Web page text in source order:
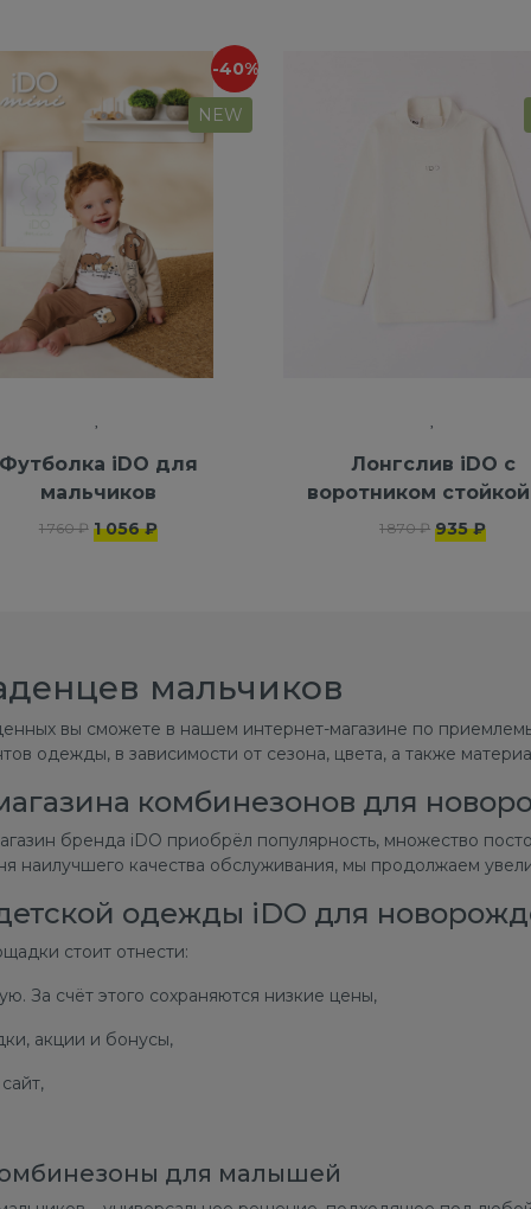
-40%
NEW
iDO для
мальчиков
1 760 ₽ 1 056 ₽
Лонгслив iDO с
воротником
100% хлопка
1 870 ₽ 935 ₽
мальчиков
вы сможете в нашем интернет-магазине по
одежды, в зависимости от сезона, цвета, а также
комбинезонов для
бренда iDO приобрёл популярность, множество
качества обслуживания, мы продолжаем
одежды iDO для
стоит отнести:
За счёт этого сохраняются низкие цены,
акции и бонусы,
для малышей